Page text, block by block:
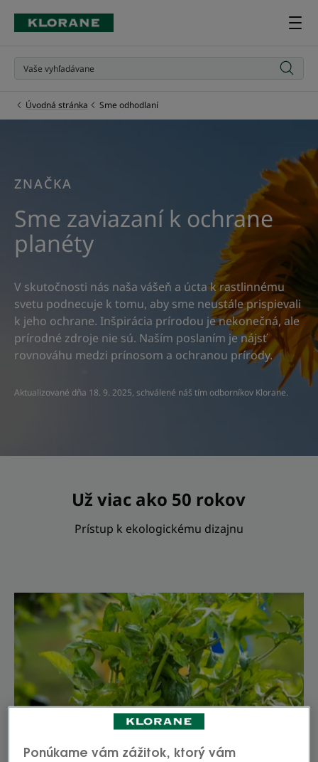
Úvodná stránka Sme odhodlaní
ZNAČKA
Sme zaviazaní k ochrane
planéty
V skutočnosti nás naša vášeň a úcta k rastlinnému
svetu podnecuje k tomu, aby sme neustále prispievali
k jeho ochrane. Inšpirácia prírodou je nekonečná, ale
prírodné zdroje nie sú. Naším poslaním je nájsť
rovnováhu medzi prínosom a ochranou prírody.
Aktualizované dňa 18. 9. 2025, schválené náš tím odborníkov Klorane.
Už viac ako 50 rokov
Prístup k ekologickému dizajnu
Ponúkame vám zážitok, ktorý vám